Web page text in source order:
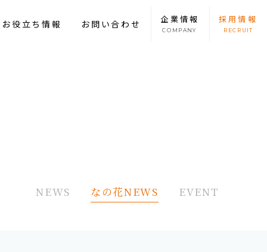
役立ち情報 お問い合わせ 企業情報
COMPANY
採用情報
RECRUIT
NEWS なの花NEWS EVENT